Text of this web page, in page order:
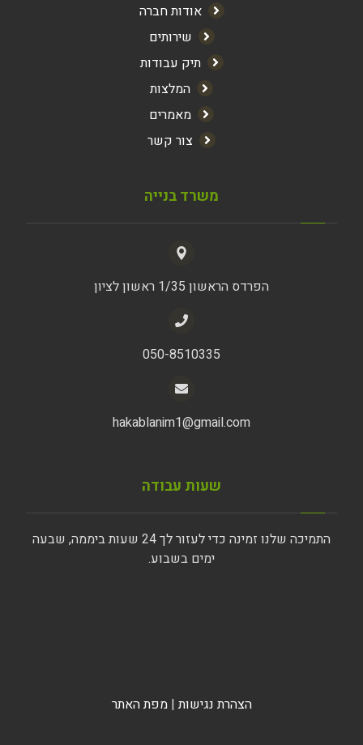
אודות חברה
שירותים
תיק עבודות
המלצות
מאמרים
צור קשר
משרד בנייה
הפרדס הראשון 1/35 ראשון לציון
050-8510335
hakablanim1@gmail.com
שעות עבודה
התמיכה שלנו זמינה כדי לעזור לך 24 שעות ביממה, שבעה
ימים בשבוע.
הצהרת נגישות|מפת האתר